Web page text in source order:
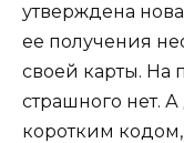
утверждена
ее получения
своей карты. На
страшного нет.
коротким